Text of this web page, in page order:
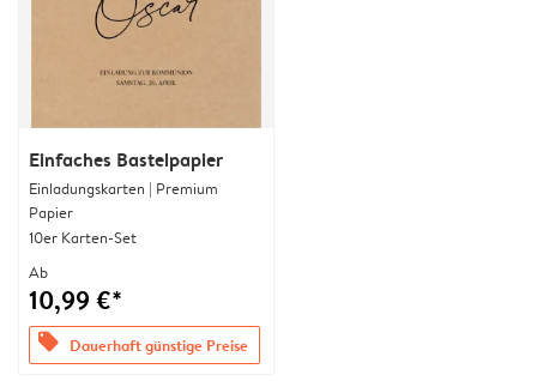
Einfaches Bastelpapier
Einladungskarten | Premium
Papier
10er Karten-Set
Ab
10,99 €*
offers Dauerhaft günstige Preise